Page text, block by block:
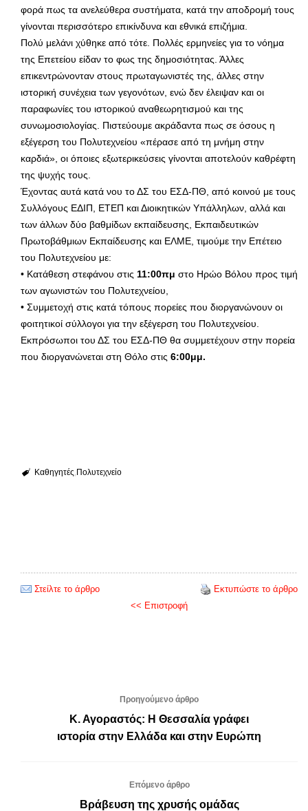
φορά πως τα ανελεύθερα συστήματα, κατά την αποδρομή τους
γίνονται περισσότερο επικίνδυνα και εθνικά επιζήμια.
Πολύ μελάνι χύθηκε από τότε. Πολλές ερμηνείες για το νόημα
της Επετείου είδαν το φως της δημοσιότητας. Άλλες
επικεντρώνονταν στους πρωταγωνιστές της, άλλες στην
ιστορική συνέχεια των γεγονότων, ενώ δεν έλειψαν και οι
παραφωνίες του ιστορικού αναθεωρητισμού και της
συνωμοσιολογίας. Πιστεύουμε ακράδαντα πως σε όσους η
εξέγερση του Πολυτεχνείου «πέρασε από τη μνήμη στην
καρδιά», οι όποιες εξωτερικεύσεις γίνονται αποτελούν καθρέφτη
της ψυχής τους.
Έχοντας αυτά κατά νου το ΔΣ του ΕΣΔ-ΠΘ, από κοινού με τους
Συλλόγους ΕΔΙΠ, ΕΤΕΠ και Διοικητικών Υπάλληλων, αλλά και
των άλλων δύο βαθμίδων εκπαίδευσης, Εκπαιδευτικών
Πρωτοβάθμιων Εκπαίδευσης και ΕΛΜΕ, τιμούμε την Επέτειο
του Πολυτεχνείου με:
• Κατάθεση στεφάνου στις 11:00πμ στο Ηρώο Βόλου προς τιμή
των αγωνιστών του Πολυτεχνείου,
• Συμμετοχή στις κατά τόπους πορείες που διοργανώνουν οι
φοιτητικοί σύλλογοι για την εξέγερση του Πολυτεχνείου.
Εκπρόσωποι του ΔΣ του ΕΣΔ-ΠΘ θα συμμετέχουν στην πορεία
που διοργανώνεται στη Θόλο στις 6:00μμ.
Καθηγητές Πολυτεχνείο
Στείλτε το άρθρο
Εκτυπώστε το άρθρο
<< Επιστροφή
Προηγούμενο άρθρο
Κ. Αγοραστός: Η Θεσσαλία γράφει
ιστορία στην Ελλάδα και στην Ευρώπη
Επόμενο άρθρο
Βράβευση της χρυσής ομάδας